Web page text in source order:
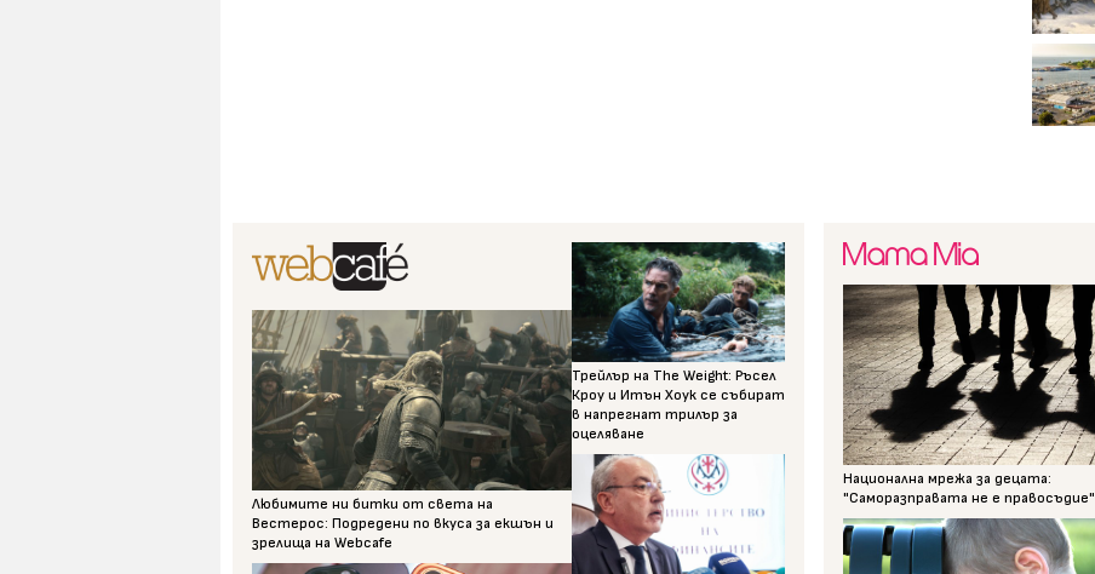
Любимите ни битки от света на
Вестерос: Подредени по вкуса за екшън и
зрелища на Webcafe
Трейлър на The Weight: Ръсел
Кроу и Итън Хоук се събират
в напрегнат трилър за
оцеляване
Национална мрежа за децата:
"Саморазправата не е правосъдие"